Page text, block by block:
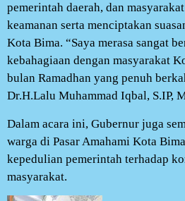
pemerintah daerah, dan
keamanan serta menciptakan
Kota Bima. “Saya merasa sangat
kebahagiaan dengan masyarakat
bulan Ramadhan yang penuh
Dr.H.Lalu Muhammad Iqbal, S.IP,
Dalam acara ini, Gubernur juga
warga di Pasar Amahami Kota
kepedulian pemerintah terhadap
masyarakat.